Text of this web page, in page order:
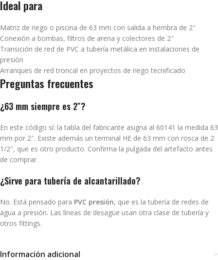
Ideal para
Matriz de riego o piscina de 63 mm con salida a hembra de 2″
Conexión a bombas, filtros de arena y colectores de 2″
Transición de red de PVC a tubería metálica en instalaciones de
presión
Arranques de red troncal en proyectos de riego tecnificado
Preguntas frecuentes
¿63 mm siempre es 2″?
En este código sí: la tabla del fabricante asigna al 60141 la medida 63
mm por 2″. Existe además un terminal HE de 63 mm con rosca de 2
1/2″, que es otro producto. Confirma la pulgada del artefacto antes
de comprar.
¿Sirve para tubería de alcantarillado?
No. Está pensado para PVC presión, que es la tubería de redes de
agua a presión. Las líneas de desagüe usan otra clase de tubería y
otros fittings.
Información adicional